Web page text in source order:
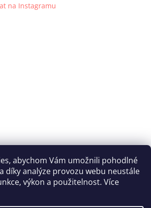
abychom Vám umožnili pohodlné
díky analýze provozu webu neustále
výkon a použitelnost. Více
na Instagramu
Katka Hromasová Foto